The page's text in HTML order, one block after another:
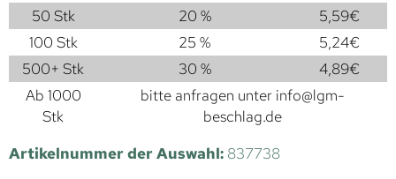
50 Stk
20 % 5,59€
100 Stk
25 % 5,24€
500+ Stk
30 % 4,89€
Ab 1000
Stk
bitte anfragen unter info@lgm-
beschlag.de
Artikelnummer der Auswahl: 837738